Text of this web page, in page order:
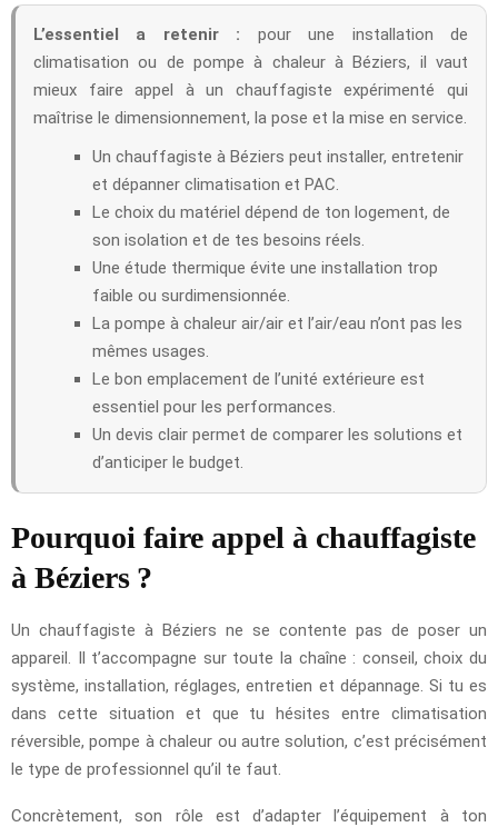
L’essentiel a retenir : pour une installation de
climatisation ou de pompe à chaleur à Béziers, il vaut
mieux faire appel à un chauffagiste expérimenté qui
maîtrise le dimensionnement, la pose et la mise en service.
Un chauffagiste à Béziers peut installer, entretenir
et dépanner climatisation et PAC.
Le choix du matériel dépend de ton logement, de
son isolation et de tes besoins réels.
Une étude thermique évite une installation trop
faible ou surdimensionnée.
La pompe à chaleur air/air et l’air/eau n’ont pas les
mêmes usages.
Le bon emplacement de l’unité extérieure est
essentiel pour les performances.
Un devis clair permet de comparer les solutions et
d’anticiper le budget.
Pourquoi faire appel à chauffagiste
à Béziers ?
Un chauffagiste à Béziers ne se contente pas de poser un
appareil. Il t’accompagne sur toute la chaîne : conseil, choix du
système, installation, réglages, entretien et dépannage. Si tu es
dans cette situation et que tu hésites entre climatisation
réversible, pompe à chaleur ou autre solution, c’est précisément
le type de professionnel qu’il te faut.
Concrètement, son rôle est d’adapter l’équipement à ton